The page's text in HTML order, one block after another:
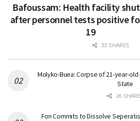
Bafoussam: Health facility
after personnel tests positive
19
32 SHARES
Molyko-Buea: Corpse of 21-year-
State
26
Fon Commits to Dissolve